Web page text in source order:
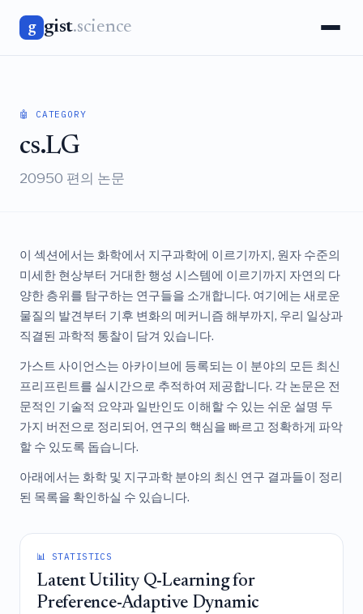
g gist.science
🤖 CATEGORY
cs.LG
20950 편의 논문
이 섹션에서는 화학에서 지구과학에 이르기까지, 원자 수준의
미세한 현상부터 거대한 행성 시스템에 이르기까지 자연의 다
양한 층위를 탐구하는 연구들을 소개합니다. 여기에는 새로운
물질의 발견부터 기후 변화의 메커니즘 해부까지, 우리 일상과
직결된 과학적 통찰이 담겨 있습니다.
가스트 사이언스는 아카이브에 등록되는 이 분야의 모든 최신
프리프린트를 실시간으로 추적하여 제공합니다. 각 논문은 전
문적인 기술적 요약과 일반인도 이해할 수 있는 쉬운 설명 두
가지 버전으로 정리되어, 연구의 핵심을 빠르고 정확하게 파악
할 수 있도록 돕습니다.
아래에서는 화학 및 지구과학 분야의 최신 연구 결과들이 정리
된 목록을 확인하실 수 있습니다.
📊 STATISTICS
Latent Utility Q-Learning for
Preference-Adaptive Dynamic